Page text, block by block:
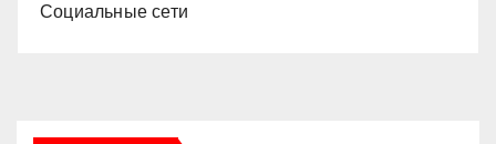
Социальные сети